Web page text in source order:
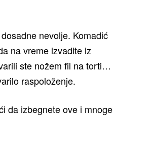
nevolje. Komadić
na vreme izvadite iz
ste nožem fil na torti…
raspoloženje.
da izbegnete ove i mnoge